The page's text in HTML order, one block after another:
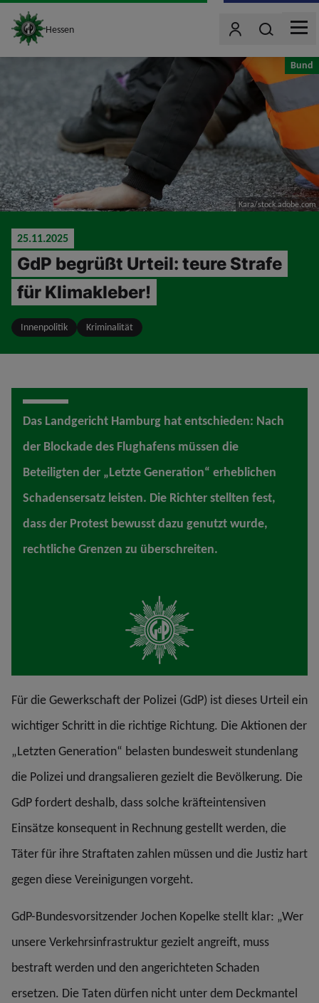
site_logo
Hessen BenutzerWonach
MENU
Kara/stock.adobe.com
Bund
25.11.2025
GdP begrüßt Urteil: teure Strafe
für Klimakleber!
Innenpolitik Kriminalität
Das Landgericht Hamburg hat entschieden: Nach
der Blockade des Flughafens müssen die
Beteiligten der „Letzte Generation“ erheblichen
Schadensersatz leisten. Die Richter stellten fest,
dass der Protest bewusst dazu genutzt wurde,
rechtliche Grenzen zu überschreiten.
Für die Gewerkschaft der Polizei (GdP) ist dieses Urteil ein
wichtiger Schritt in die richtige Richtung. Die Aktionen der
„Letzten Generation“ belasten bundesweit stundenlang
die Polizei und drangsalieren gezielt die Bevölkerung. Die
GdP fordert deshalb, dass solche kräfteintensiven
Einsätze konsequent in Rechnung gestellt werden, die
Täter für ihre Straftaten zahlen müssen und die Justiz hart
gegen diese Vereinigungen vorgeht.
GdP-Bundesvorsitzender Jochen Kopelke stellt klar: „Wer
unsere Verkehrsinfrastruktur gezielt angreift, muss
bestraft werden und den angerichteten Schaden
ersetzen. Die Taten dürfen nicht unter dem Deckmantel